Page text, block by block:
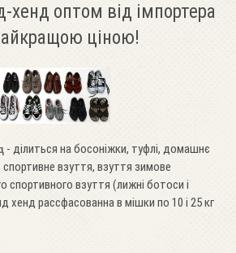
хенд оптом від імпортера
ціною!
- ділиться на босоніжки, туфлі, домашнє
взуття, взуття зимове
спортивного взуття (лижні ботоси і
хенд рассфасованна в мішки по 10 і 25 кг